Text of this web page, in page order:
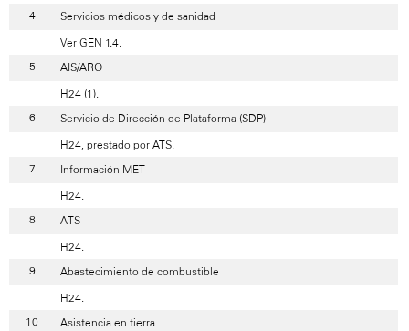
Servicios médicos y de sanidad
Ver GEN 1.4.
AIS/ARO
H24 (1).
Servicio de Dirección de Plataforma (SDP)
H24, prestado por ATS.
Información MET
H24.
ATS
H24.
Abastecimiento de combustible
H24.
Asistencia en tierra